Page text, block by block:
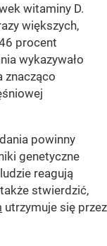
witaminy D.
większych,
procent
wykazywało
znacząco
powinny
genetyczne
reagują
stwierdzić,
utrzymuje się przez